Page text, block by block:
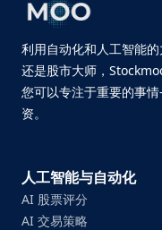
利用自动化和人工智能
还是股市大师，
您可以专注于重要的事
资。
人工智能与自动化
AI 股票评分
AI 交易策略